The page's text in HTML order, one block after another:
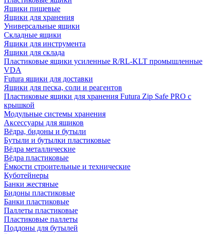
Ящики пищевые
Ящики для хранения
Универсальные ящики
Складные ящики
Ящики для инструмента
Ящики для склада
Пластиковые ящики усиленные R/RL-KLT промышленные
VDA
Futura ящики для доставки
Ящики для песка, соли и реагентов
Пластиковые ящики для хранения Futura Zip Safe PRO с
крышкой
Модульные системы хранения
Аксессуары для ящиков
Вёдра, бидоны и бутыли
Бутыли и бутылки пластиковые
Вёдра металлические
Вёдра пластиковые
Ёмкости строительные и технические
Куботейнеры
Банки жестяные
Бидоны пластиковые
Банки пластиковые
Паллеты пластиковые
Пластиковые паллеты
Поддоны для бутылей